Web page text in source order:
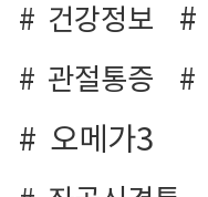
건강정보
관절통증
오메가3